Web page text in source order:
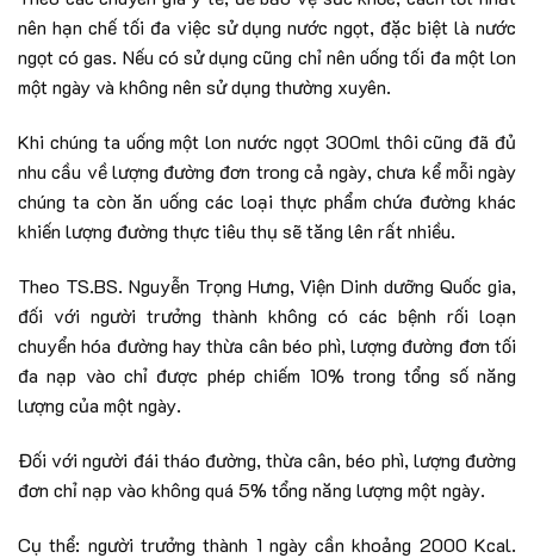
nên hạn chế tối đa việc sử dụng nước ngọt, đặc biệt là nước
ngọt có gas. Nếu có sử dụng cũng chỉ nên uống tối đa một lon
một ngày và không nên sử dụng thường xuyên.
Khi chúng ta uống một lon nước ngọt 300ml thôi cũng đã đủ
nhu cầu về lượng đường đơn trong cả ngày, chưa kể mỗi ngày
chúng ta còn ăn uống các loại thực phẩm chứa đường khác
khiến lượng đường thực tiêu thụ sẽ tăng lên rất nhiều.
Theo TS.BS. Nguyễn Trọng Hưng, Viện Dinh dưỡng Quốc gia,
đối với người trưởng thành không có các bệnh rối loạn
chuyển hóa đường hay thừa cân béo phì, lượng đường đơn tối
đa nạp vào chỉ được phép chiếm 10% trong tổng số năng
lượng của một ngày.
Đối với người đái tháo đường, thừa cân, béo phì, lượng đường
đơn chỉ nạp vào không quá 5% tổng năng lượng một ngày.
Cụ thể: người trưởng thành 1 ngày cần khoảng 2000 Kcal.